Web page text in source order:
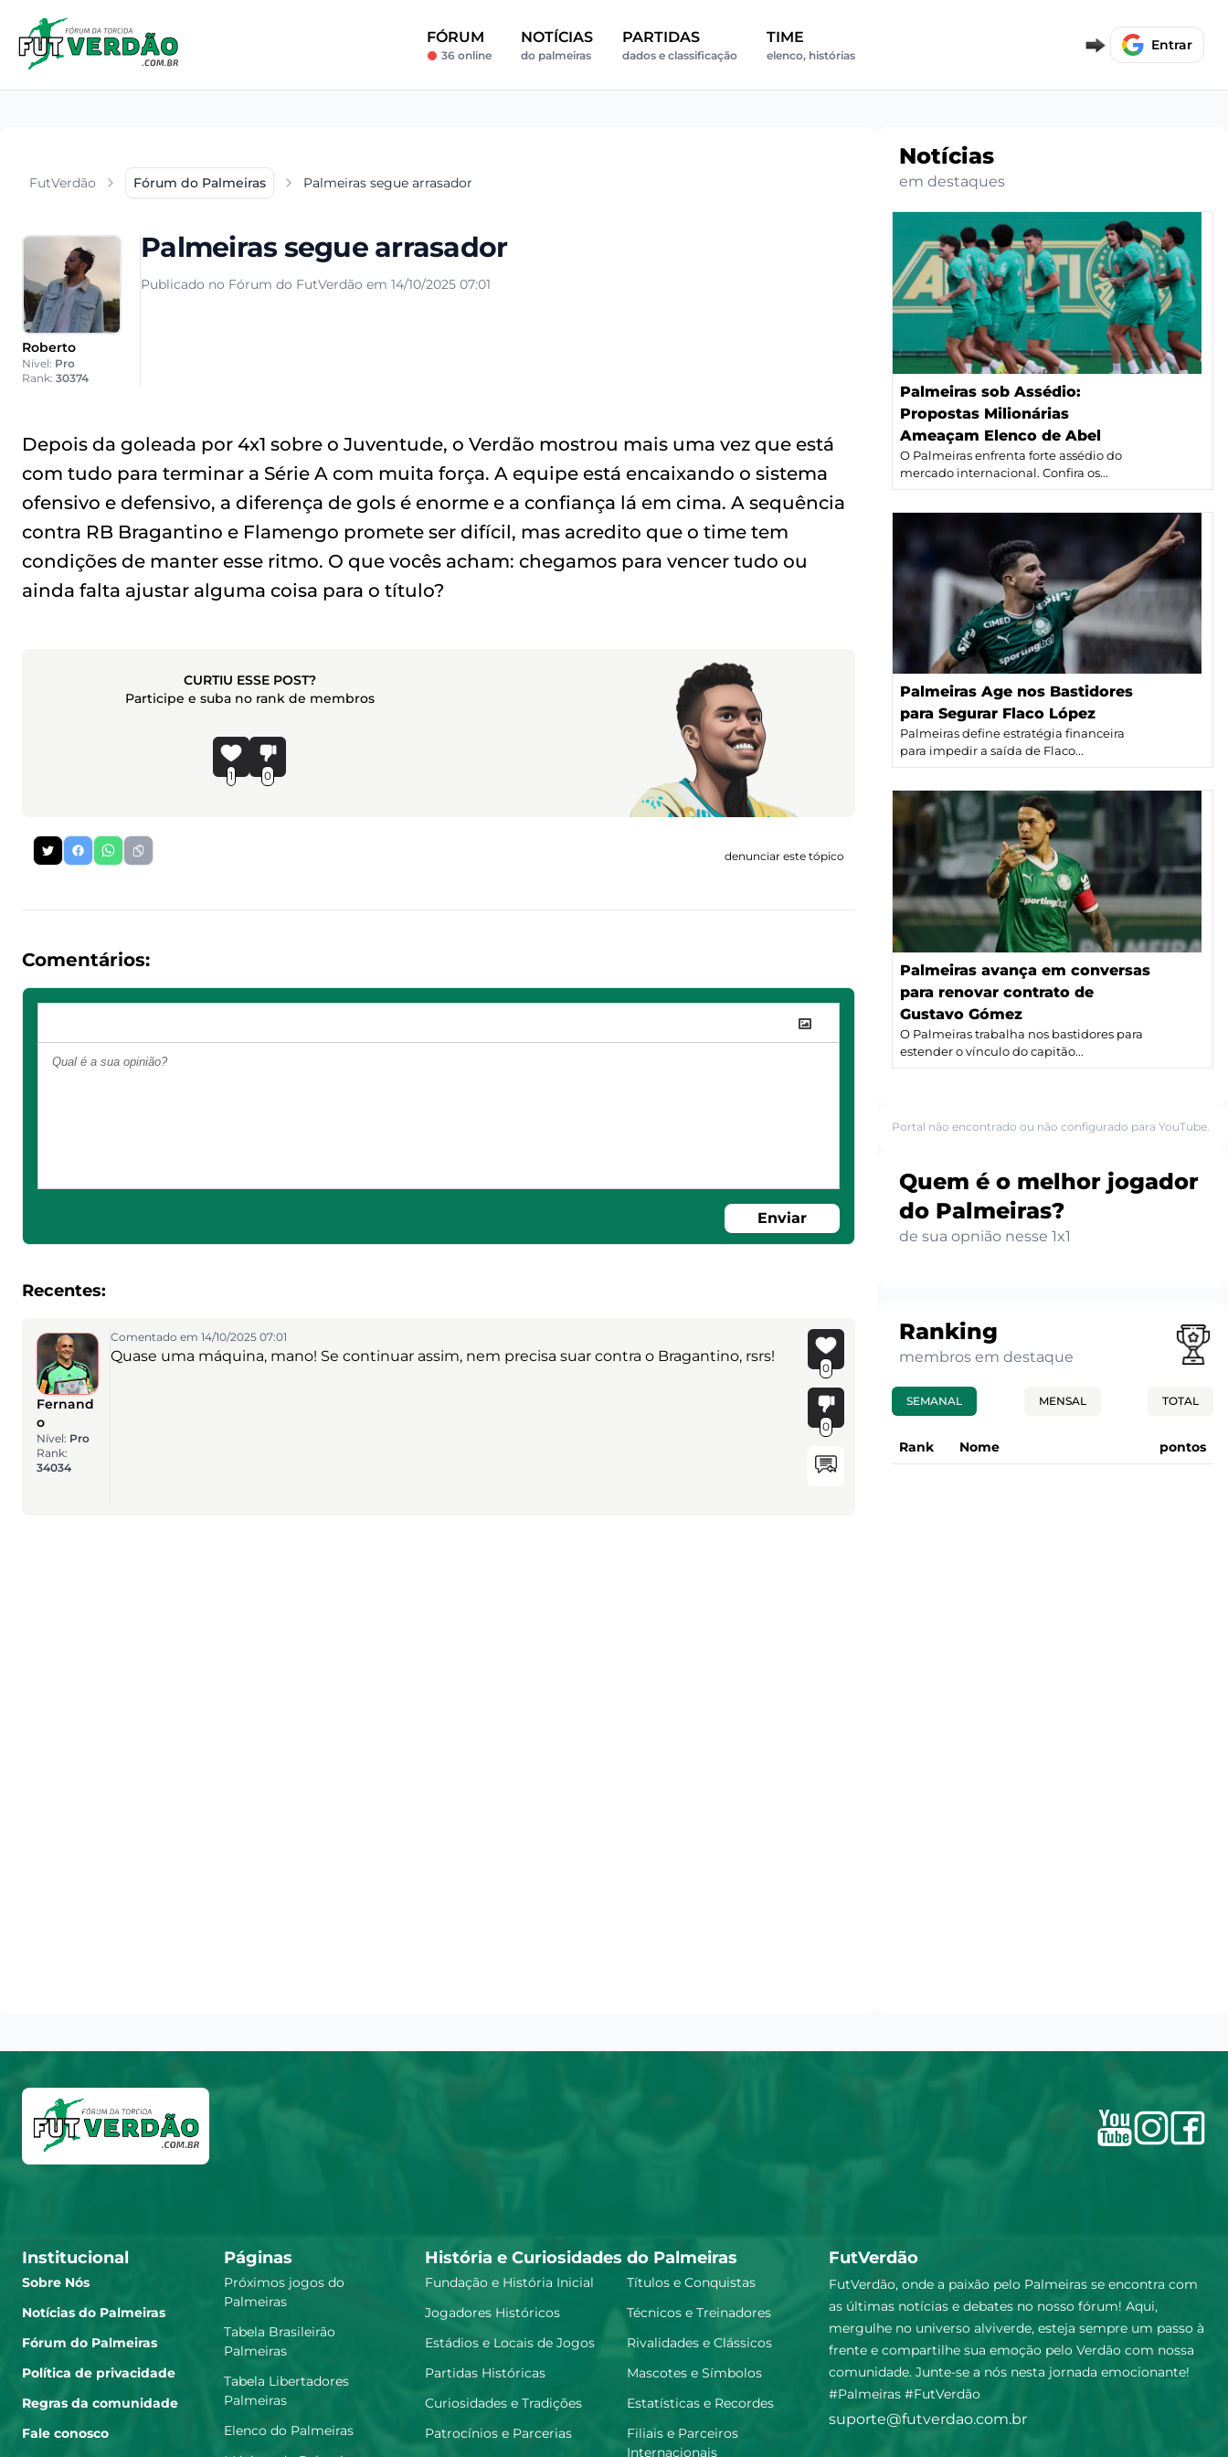
FÓRUM
36 online
NOTÍCIAS
do palmeiras
PARTIDAS
dados e classificação
TIME
elenco, histórias
Entrar
FutVerdão Fórum do Palmeiras Palmeiras segue arrasador
Roberto
Nível: Pro
Rank: 30374
Palmeiras segue arrasador
Publicado no Fórum do FutVerdão em 14/10/2025 07:01
Depois da goleada por 4x1 sobre o Juventude, o Verdão mostrou mais uma vez que está
com tudo para terminar a Série A com muita força. A equipe está encaixando o sistema
ofensivo e defensivo, a diferença de gols é enorme e a confiança lá em cima. A sequência
contra RB Bragantino e Flamengo promete ser difícil, mas acredito que o time tem
condições de manter esse ritmo. O que vocês acham: chegamos para vencer tudo ou
ainda falta ajustar alguma coisa para o título?
CURTIU ESSE POST?
Participe e suba no rank de membros
1 0
denunciar este tópico
Comentários:
Enviar
Recentes:
Fernand
o
Nível: Pro
Rank:
34034
Comentado em 14/10/2025 07:01
Quase uma máquina, mano! Se continuar assim, nem precisa suar contra o Bragantino, rsrs!
0
0
Notícias
em destaques
Palmeiras sob Assédio:
Propostas Milionárias
Ameaçam Elenco de Abel
O Palmeiras enfrenta forte assédio do
mercado internacional. Confira os...
Palmeiras Age nos Bastidores
para Segurar Flaco López
Palmeiras define estratégia financeira
para impedir a saída de Flaco...
Palmeiras avança em conversas
para renovar contrato de
Gustavo Gómez
O Palmeiras trabalha nos bastidores para
estender o vínculo do capitão...
Portal não encontrado ou não configurado para YouTube.
Quem é o melhor jogador
do Palmeiras?
de sua opnião nesse 1x1
Ranking
membros em destaque
SEMANAL MENSAL TOTAL
Rank Nome pontos
Institucional
Sobre Nós
Notícias do Palmeiras
Fórum do Palmeiras
Política de privacidade
Regras da comunidade
Fale conosco
Páginas
Próximos jogos do
Palmeiras
Tabela Brasileirão
Palmeiras
Tabela Libertadores
Palmeiras
Elenco do Palmeiras
História e Curiosidades do Palmeiras
Fundação e História Inicial
Títulos e Conquistas
Jogadores Históricos
Técnicos e Treinadores
Estádios e Locais de Jogos
Rivalidades e Clássicos
Partidas Históricas
Mascotes e Símbolos
Curiosidades e Tradições
Estatísticas e Recordes
Patrocínios e Parcerias
Filiais e Parceiros
Internacionais
FutVerdão
FutVerdão, onde a paixão pelo Palmeiras se encontra com
as últimas notícias e debates no nosso fórum! Aqui,
mergulhe no universo alviverde, esteja sempre um passo à
frente e compartilhe sua emoção pelo Verdão com nossa
comunidade. Junte-se a nós nesta jornada emocionante!
#Palmeiras #FutVerdão
suporte@futverdao.com.br